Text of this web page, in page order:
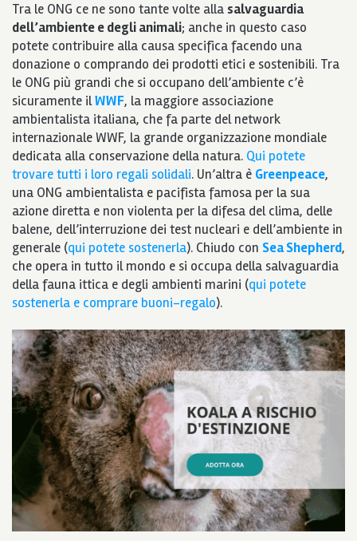
Tra le ONG ce ne sono tante volte alla salvaguardia
dell’ambiente e degli animali; anche in questo caso
potete contribuire alla causa specifica facendo una
donazione o comprando dei prodotti etici e sostenibili. Tra
le ONG più grandi che si occupano dell’ambiente c’è
sicuramente ilWWF, la maggiore associazione
ambientalista italiana, che fa parte del network
internazionale WWF, la grande organizzazione mondiale
dedicata alla conservazione della natura. Qui potete
trovare tutti i loro regali solidali. Un’altra è Greenpeace,
una ONG ambientalista e pacifista famosa per la sua
azione diretta e non violenta per la difesa del clima, delle
balene, dell’interruzione dei test nucleari e dell’ambiente in
generale (qui potete sostenerla). Chiudo con Sea Shepherd,
che opera in tutto il mondo e si occupa della salvaguardia
della fauna ittica e degli ambienti marini (qui potete
sostenerla e comprare buoni-regalo).